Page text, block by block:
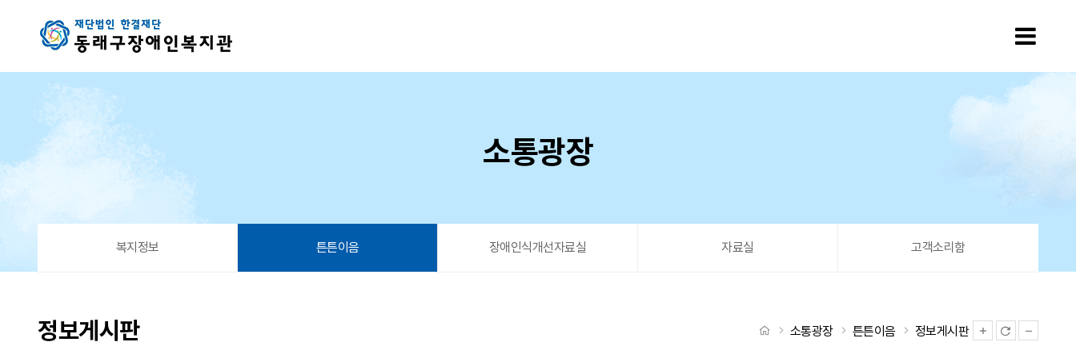
소통광장
복지정보 튼튼이음 장애인식개선자료실 자료실 고객소리함
정보게시판 처음으로
소통광장 튼튼이음 정보게시판